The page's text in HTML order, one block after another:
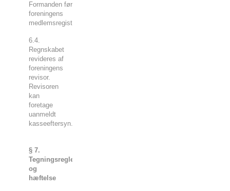
Formanden fører
foreningens
medlemsregister.
6.4.
Regnskabet
revideres af
foreningens
revisor.
Revisoren
kan
foretage
uanmeldt
kasseeftersyn.
§ 7.
Tegningsregler
og
hæftelse